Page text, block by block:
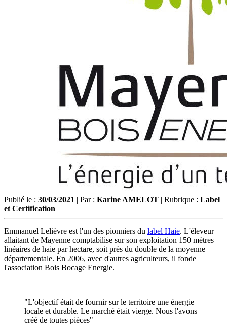
Publié le : 30/03/2021 | Par : Karine AMELOT | Rubrique : Label
et Certification
Emmanuel Lelièvre est l'un des pionniers du label Haie. L'éleveur
allaitant de Mayenne comptabilise sur son exploitation 150 mètres
linéaires de haie par hectare, soit près du double de la moyenne
départementale. En 2006, avec d'autres agriculteurs, il fonde
l'association Bois Bocage Energie.
"L'objectif était de fournir sur le territoire une énergie
locale et durable. Le marché était vierge. Nous l'avons
créé de toutes pièces"